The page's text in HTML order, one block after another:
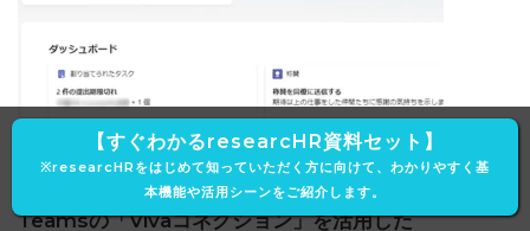
Teamsの「Vivaコネクション」を活用した
【すぐわかるresearcHR資料セット】
※researcHRをはじめて知っていただく方に向けて、わかりやすく基
本機能や活用シーンをご紹介します。